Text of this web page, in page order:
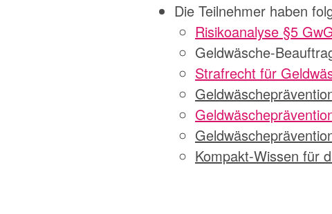
Die Teilnehmer haben
Risikoanalyse §5
Geldwäsche-
Strafrecht für
Kompakt-Wissen für